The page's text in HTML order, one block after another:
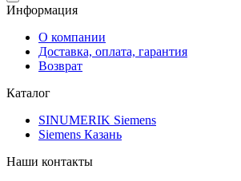
Информация
О компании
Доставка, оплата, гарантия
Возврат
Каталог
SINUMERIK Siemens
Siemens Казань
Наши контакты